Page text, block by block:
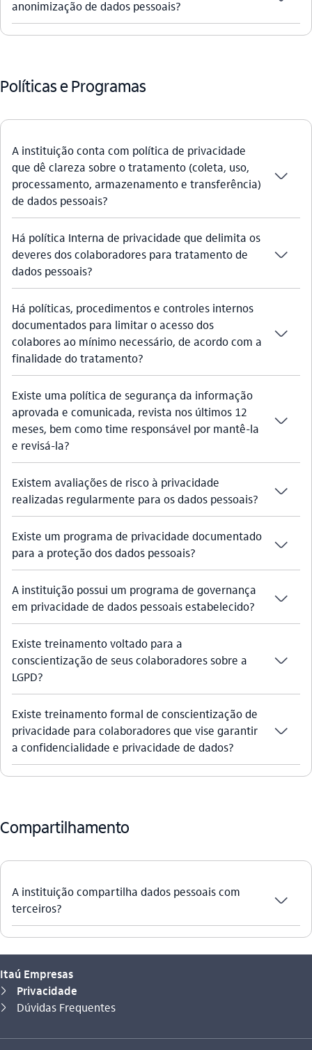
anonimização de dados pessoais?
Políticas e Programas
A instituição conta com política de privacidade
que dê clareza sobre o tratamento (coleta, uso,
processamento, armazenamento e transferência)
de dados pessoais?
seta_baixo
Há política Interna de privacidade que delimita os
deveres dos colaboradores para tratamento de
dados pessoais?
seta_baixo
Há políticas, procedimentos e controles internos
documentados para limitar o acesso dos
colabores ao mínimo necessário, de acordo com a
finalidade do tratamento?
seta_baixo
Existe uma política de segurança da informação
aprovada e comunicada, revista nos últimos 12
meses, bem como time responsável por mantê-la
e revisá-la?
seta_baixo
Existem avaliações de risco à privacidade
realizadas regularmente para os dados pessoais?
seta_baixo
Existe um programa de privacidade documentado
para a proteção dos dados pessoais?
seta_baixo
A instituição possui um programa de governança
em privacidade de dados pessoais estabelecido?
seta_baixo
Existe treinamento voltado para a
conscientização de seus colaboradores sobre a
LGPD?
seta_baixo
Existe treinamento formal de conscientização de
privacidade para colaboradores que vise garantir
a confidencialidade e privacidade de dados?
seta_baixo
Compartilhamento
A instituição compartilha dados pessoais com
terceiros?
seta_baixo
Itaú Empresas
seta_direita Privacidade
seta_direita
Você está aqui:
Dúvidas Frequentes